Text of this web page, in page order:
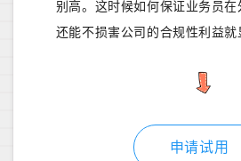
别高。这时候如何保证业务员
还能不损害公司的合规性利益就
申请试用